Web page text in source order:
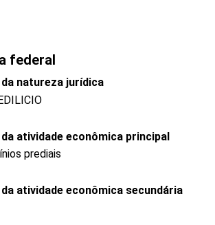
federal
natureza jurídica
atividade econômica principal
prediais
atividade econômica secundária